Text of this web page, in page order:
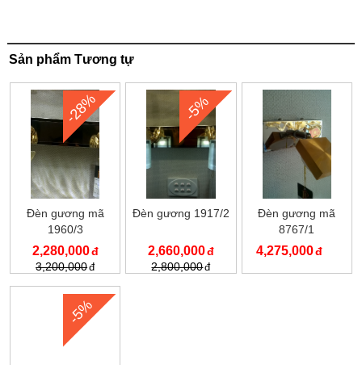
Sản phẩm Tương tự
-28%
Đèn gương mã
1960/3
2,280,000
3,200,000
-5%
Đèn gương 1917/2
2,660,000
2,800,000
Đèn gương mã
8767/1
4,275,000
-5%